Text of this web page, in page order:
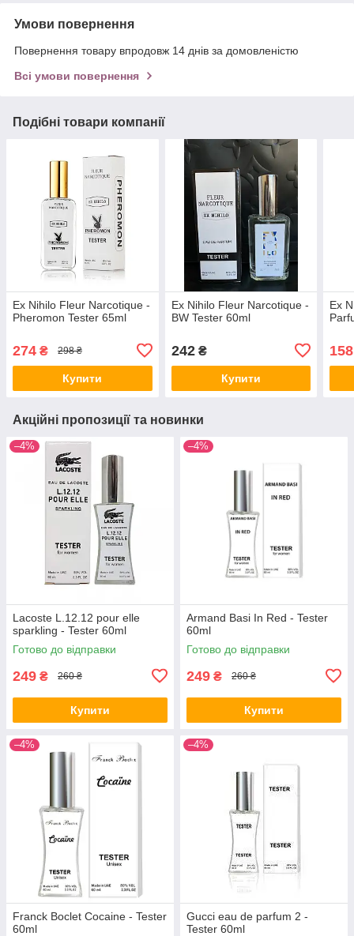
Умови повернення
Повернення товару впродовж 14 днів за домовленістю
Всі умови повернення
Подібні товари компанії
Ex Nihilo Fleur Narcotique -
Pheromon Tester 65ml
274 ₴ 298 ₴
Купити
Ex Nihilo Fleur Narcotique -
BW Tester 60ml
242₴
Купити
Ex
Акційні пропозиції та новинки
–4%
Lacoste L.12.12 pour elle
sparkling - Tester 60ml
Готово до відправки
249 ₴ 260 ₴
Купити
–4%
Armand Basi In Red - Tester
60ml
Готово до відправки
249 ₴ 260 ₴
Купити
–4%
Franck Boclet Cocaine - Tester
60ml
–4%
Gucci eau de parfum 2 -
Tester 60ml